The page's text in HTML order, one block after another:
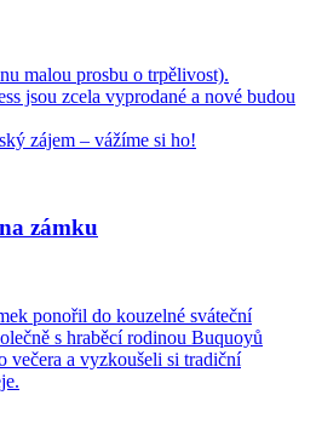
malou prosbu o trpělivost).
jsou zcela vyprodané a nové budou
zájem – vážíme si ho!
zámku
ponořil do kouzelné sváteční
s hraběcí rodinou Buquoyů
večera a vyzkoušeli si tradiční